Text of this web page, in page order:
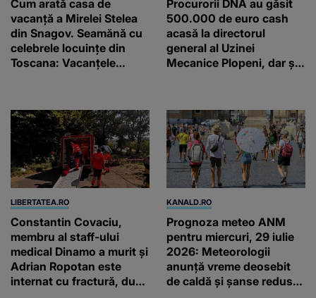
Cum arată casa de
vacanță a Mirelei Stelea
din Snagov. Seamănă cu
celebrele locuințe din
Toscana: Vacanţele
amprenta
Procurorii DNA au găsit
500.000 de euro cash
acasă la directorul
general al Uzinei
Mecanice Plopeni, dar și
LIBERTATEA.RO
Constantin Covaciu,
membru al staff-ului
medical Dinamo a murit și
Adrian Ropotan este
internat cu fractură, după
KANALD.RO
Prognoza meteo ANM
pentru miercuri, 29 iulie
2026: Meteorologii
anunță vreme deosebit
de caldă și șanse reduse